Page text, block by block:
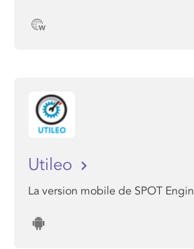
Utileo
La version mobile de SPOT Engin